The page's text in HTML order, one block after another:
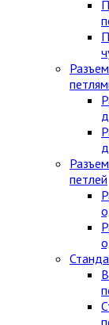
петлей